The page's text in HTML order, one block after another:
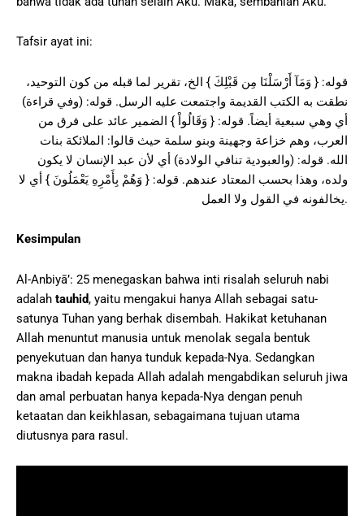
Tafsir ayat ini:
قوله: { وَمَآ أَرْسَلْنَا مِن قَبْلِكَ } الخ، تقرير لما قبله من كون التوحيد،
نطقت به الكتب القديمة واجتمعت عليه الرسل. قوله: (وفي قراءة)
أي وهي سبعية أيضاً. قوله: { وَقَالُواْ } الضمير عائد على فرق من
العرب، وهم خزاعة وجهينة وبنو سلمة حيث قالوا: الملائكة بنات
الله. قوله: (والعبودية تنافي الولادة) أي لأن عبد الإنسان لا يكون
ولده، وهذا بحسب المعتاد عندهم. قوله: { وَهُمْ بِأَمْرِهِ يَعْمَلُونَ } أي لا
يخالفونه في القول ولا العمل.
Kesimpulan
Al-Anbiyā’: 25 menegaskan bahwa inti risalah seluruh nabi
adalah tauhid, yaitu mengakui hanya Allah sebagai satu-
satunya Tuhan yang berhak disembah. Hakikat ketuhanan
Allah menuntut manusia untuk menolak segala bentuk
penyekutuan dan hanya tunduk kepada-Nya. Sedangkan
makna ibadah kepada Allah adalah mengabdikan seluruh jiwa
dan amal perbuatan hanya kepada-Nya dengan penuh
ketaatan dan keikhlasan, sebagaimana tujuan utama
diutusnya para rasul.